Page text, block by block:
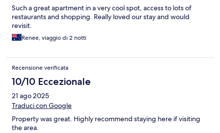
Such a great apartment in a very cool spot, access to lots of
restaurants and shopping. Really loved our stay and would
revisit.
Renee, viaggio di 2 notti
Recensione verificata
10/10 Eccezionale
21 ago 2025
Traduci con Google
Property was great. Highly recommend staying here if visiting
the area.